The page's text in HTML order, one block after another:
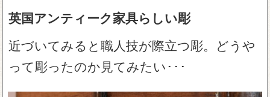
英国アンティーク家具らしい彫
近づいてみると職人技が際立つ彫。どうや
って彫ったのか見てみたい･･･